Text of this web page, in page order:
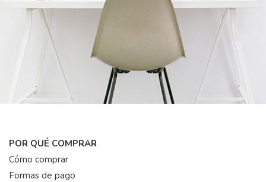
POR QUÉ COMPRAR
Cómo comprar
Formas de pago